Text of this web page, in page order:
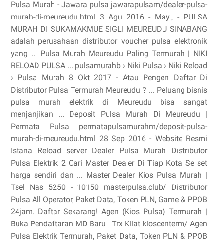
Pulsa Murah - Jawara pulsa jawarapulsam/dealer-pulsa-
murah-di-meureudu.html 3 Agu 2016 - May., - PULSA
MURAH DI SUKAMAKMUE SIGLI MEUREUDU SINABANG
adalah perusahaan distributor voucher pulsa elektronik
yang ... Pulsa Murah Meureudu Paling Termurah | NIKI
RELOAD PULSA ... pulsamurahb › Niki Pulsa › Niki Reload
› Pulsa Murah 8 Okt 2017 - Atau Pengen Daftar Di
Distributor Pulsa Termurah Meureudu ? ... Peluang bisnis
pulsa murah elektrik di Meureudu bisa sangat
menjanjikan ... Deposit Pulsa Murah Di Meureudu |
Permata Pulsa permatapulsamurahm/deposit-pulsa-
murah-di-meureudu.html 28 Sep 2016 - Website Resmi
Istana Reload server Dealer Pulsa Murah Distributor
Pulsa Elektrik 2 Cari Master Dealer Di Tiap Kota Se set
harga sendiri dan ... Master Dealer Kios Pulsa Murah |
Tsel Nas 5250 - 10150‎ masterpulsa.club/‎ Distributor
Pulsa All Operator, Paket Data, Token PLN, Game & PPOB
24jam. Daftar Sekarang! Agen (Kios Pulsa) Termurah |
Buka Pendaftaran MD Baru | Trx Kilat‎ kioscenterm/‎ Agen
Pulsa Elektrik Termurah, Paket Data, Token PLN & PPOB